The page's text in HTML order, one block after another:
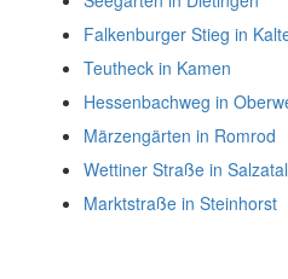
Falkenburger Stieg in
Teutheck in Kamen
Hessenbachweg in
Märzengärten in Romrod
Wettiner Straße in Salzatal
Marktstraße in Steinhorst